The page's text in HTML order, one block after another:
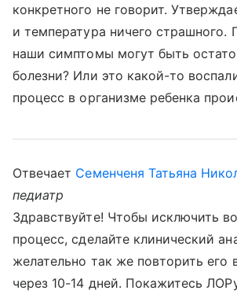
конкретного не говорит.
и температура ничего страшного.
наши симптомы могут быть
болезни? Или это какой-то
процесс в организме ребенка
Отвечает Семенченя Татьяна
педиатр
Здравствуйте! Чтобы исключить
процесс, сделайте клинический
желательно так же повторить его
через 10-14 дней. Покажитесь